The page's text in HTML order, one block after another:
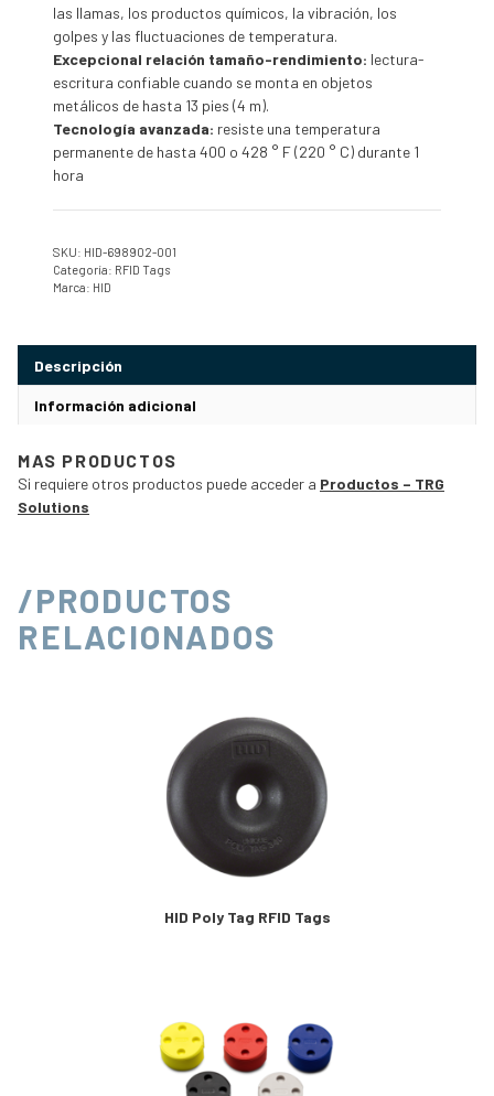
las llamas, los productos químicos, la vibración, los
golpes y las fluctuaciones de temperatura.
Excepcional relación tamaño-rendimiento: lectura-
escritura confiable cuando se monta en objetos
metálicos de hasta 13 pies (4 m).
Tecnología avanzada: resiste una temperatura
permanente de hasta 400 o 428 ° F (220 ° C) durante 1
hora
SKU: HID-698902-001
Categoría: RFID Tags
Marca: HID
Descripción
Información adicional
MAS PRODUCTOS
Si requiere otros productos puede acceder a Productos – TRG
Solutions
/PRODUCTOS
RELACIONADOS
HID Poly Tag RFID Tags